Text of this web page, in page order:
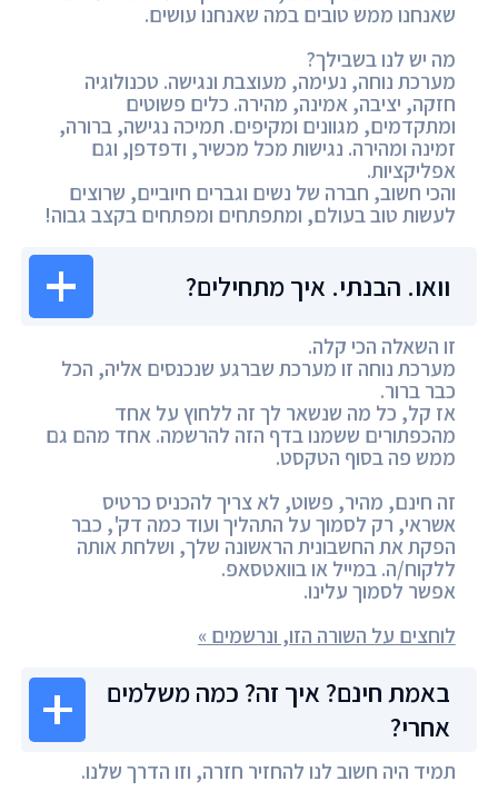
שאנחנו ממש טובים במה שאנחנו עושים.
מה יש לנו בשבילך?
מערכת נוחה, נעימה, מעוצבת ונגישה. טכנולוגיה
חזקה, יציבה, אמינה, מהירה. כלים פשוטים
ומתקדמים, מגוונים ומקיפים. תמיכה נגישה, ברורה,
זמינה ומהירה. נגישות מכל מכשיר, ודפדפן, וגם
אפליקציות.
והכי חשוב, חברה של נשים וגברים חיוביים, שרוצים
לעשות טוב בעולם, ומתפתחים ומפתחים בקצב גבוה!
וואו. הבנתי. איך מתחילים?
זו השאלה הכי קלה.
מערכת נוחה זו מערכת שברגע שנכנסים אליה, הכל
כבר ברור.
אז קל, כל מה שנשאר לך זה ללחוץ על אחד
מהכפתורים ששמנו בדף הזה להרשמה. אחד מהם גם
ממש פה בסוף הטקסט.
זה חינם, מהיר, פשוט, לא צריך להכניס כרטיס
אשראי, רק לסמוך על התהליך ועוד כמה דק', כבר
הפקת את החשבונית הראשונה שלך, ושלחת אותה
ללקוח/ה. במייל או בוואטסאפ.
אפשר לסמוך עלינו.
לוחצים על השורה הזו, ונרשמים »
באמת חינם? איך זה? כמה משלמים
אחרי?
תמיד היה חשוב לנו להחזיר חזרה, וזו הדרך שלנו.